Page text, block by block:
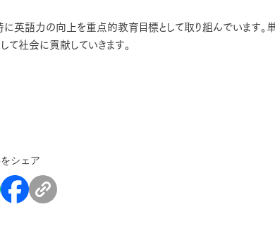
英語力の向上を重点的教育目標として取り組んでいます。
て社会に貢献していきます。
シェア